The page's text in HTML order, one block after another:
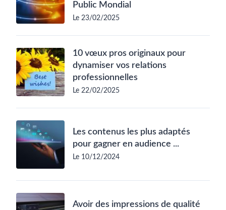
Public Mondial
Le 23/02/2025
10 vœux pros originaux pour
dynamiser vos relations
professionnelles
Le 22/02/2025
Les contenus les plus adaptés
pour gagner en audience ...
Le 10/12/2024
Avoir des impressions de qualité